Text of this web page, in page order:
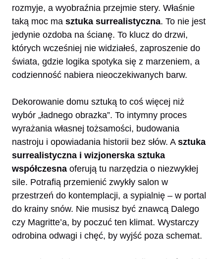
rozmyje, a wyobraźnia przejmie stery. Właśnie
taką moc ma sztuka surrealistyczna. To nie jest
jedynie ozdoba na ścianę. To klucz do drzwi,
których wcześniej nie widziałeś, zaproszenie do
świata, gdzie logika spotyka się z marzeniem, a
codzienność nabiera nieoczekiwanych barw.
Dekorowanie domu sztuką to coś więcej niż
wybór „ładnego obrazka”. To intymny proces
wyrażania własnej tożsamości, budowania
nastroju i opowiadania historii bez słów. A sztuka
surrealistyczna i wizjonerska sztuka
współczesna oferują tu narzędzia o niezwykłej
sile. Potrafią przemienić zwykły salon w
przestrzeń do kontemplacji, a sypialnię – w portal
do krainy snów. Nie musisz być znawcą Dalego
czy Magritte’a, by poczuć ten klimat. Wystarczy
odrobina odwagi i chęć, by wyjść poza schemat.